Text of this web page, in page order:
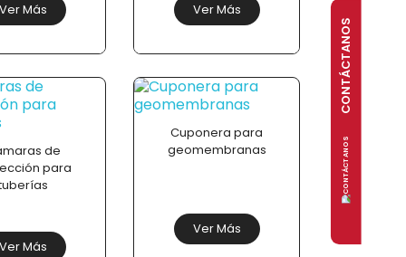
Ver Más Ver Más
de
para
Ver Más
Cuponera para
geomembranas
Ver Más
CONTÁCTANOS